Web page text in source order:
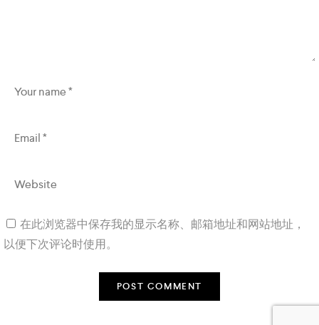
在此浏览器中保存我的显示名称、邮箱地址和网站地址，
以便下次评论时使用。